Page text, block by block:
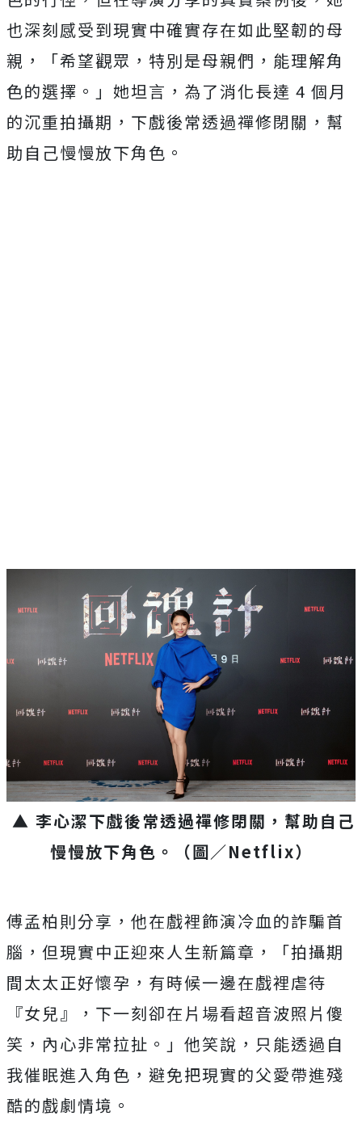
也深刻感受到現實中確實存在如此堅韌的母
親，「希望觀眾，特別是母親們，能理解角
色的選擇。」她坦言，為了消化長達 4 個月
的沉重拍攝期，下戲後常透過禪修閉關，幫
助自己慢慢放下角色。
▲ 李心潔下戲後常透過禪修閉關，幫助自己
慢慢放下角色。
（圖／Netflix）
傅孟柏則分享，他在戲裡飾演冷血的詐騙首
腦，但現實中正迎來人生新篇章，「拍攝期
間太太正好懷孕，有時候一邊在戲裡虐待
『女兒』，下一刻卻在片場看超音波照片傻
笑，內心非常拉扯。」他笑說，只能透過自
我催眠進入角色，避免把現實的父愛帶進殘
酷的戲劇情境。